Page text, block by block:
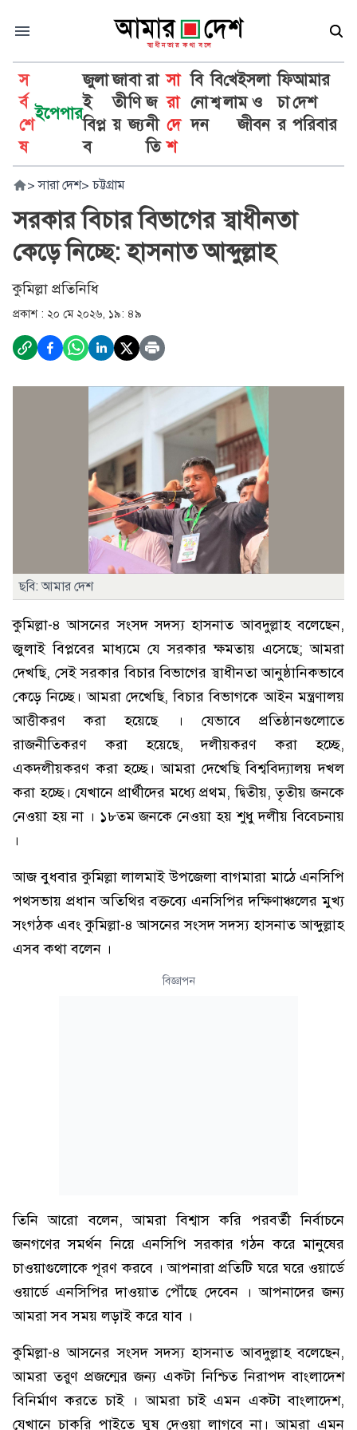
স
র্ব
শে
ষ
ইপেপার
জুলা
ই
বিপ্ল
ব
জা
তী
য়
বা
ণি
জ্য
রা
জ
নী
তি
সা
রা
দে
শ
বি
নো
দন
বি
শ্ব
খে
লা
ইসলা
ম ও
জীবন
ফি
চা
র
আমার
দেশ
পরিবার
> সারা দেশ> চট্টগ্রাম
সরকার বিচার বিভাগের স্বাধীনতা
কেড়ে নিচ্ছে: হাসনাত আব্দুল্লাহ
কুমিল্লা প্রতিনিধি
প্রকাশ : ২০ মে ২০২৬, ১৯: ৪৯
ছবি: আমার দেশ
কুমিল্লা-৪ আসনের সংসদ সদস্য হাসনাত আবদুল্লাহ বলেছেন,
জুলাই বিপ্লবের মাধ্যমে যে সরকার ক্ষমতায় এসেছে; আমরা
দেখছি, সেই সরকার বিচার বিভাগের স্বাধীনতা আনুষ্ঠানিকভাবে
কেড়ে নিচ্ছে। আমরা দেখেছি, বিচার বিভাগকে আইন মন্ত্রণালয়
আত্তীকরণ করা হয়েছে । যেভাবে প্রতিষ্ঠানগুলোতে
রাজনীতিকরণ করা হয়েছে, দলীয়করণ করা হচ্ছে,
একদলীয়করণ করা হচ্ছে। আমরা দেখেছি বিশ্ববিদ্যালয় দখল
করা হচ্ছে। যেখানে প্রার্থীদের মধ্যে প্রথম, দ্বিতীয়, তৃতীয় জনকে
নেওয়া হয় না । ১৮তম জনকে নেওয়া হয় শুধু দলীয় বিবেচনায়
।
আজ বুধবার কুমিল্লা লালমাই উপজেলা বাগমারা মাঠে এনসিপি
পথসভায় প্রধান অতিথির বক্তব্যে এনসিপির দক্ষিণাঞ্চলের মুখ্য
সংগঠক এবং কুমিল্লা-৪ আসনের সংসদ সদস্য হাসনাত আব্দুল্লাহ
এসব কথা বলেন ।
বিজ্ঞাপন
তিনি আরো বলেন, আমরা বিশ্বাস করি পরবর্তী নির্বাচনে
জনগণের সমর্থন নিয়ে এনসিপি সরকার গঠন করে মানুষের
চাওয়াগুলোকে পূরণ করবে । আপনারা প্রতিটি ঘরে ঘরে ওয়ার্ডে
ওয়ার্ডে এনসিপির দাওয়াত পৌঁছে দেবেন । আপনাদের জন্য
আমরা সব সময় লড়াই করে যাব ।
কুমিল্লা-৪ আসনের সংসদ সদস্য হাসনাত আবদুল্লাহ বলেছেন,
আমরা তরুণ প্রজন্মের জন্য একটা নিশ্চিত নিরাপদ বাংলাদেশ
বিনির্মাণ করতে চাই । আমরা চাই এমন একটা বাংলাদেশ,
যেখানে চাকরি পাইতে ঘুষ দেওয়া লাগবে না। আমরা এমন